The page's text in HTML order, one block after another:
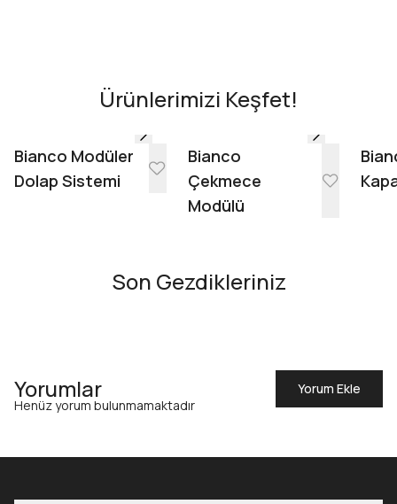
Evinde Gör + AR
Ürünlerimizi Keşfet!
Bianco Modüler
Dolap Sistemi
Bianco
Çekmece
Modülü
Son Gezdikleriniz
Yorumlar
Yorum Ekle
Henüz yorum bulunmamaktadır